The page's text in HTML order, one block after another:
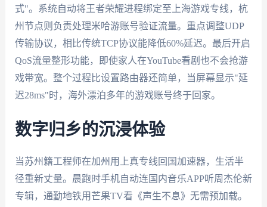
式"。系统自动将王者荣耀进程绑定至上海游戏专线，杭
州节点则负责处理米哈游账号验证流量。重点调整UDP
传输协议，相比传统TCP协议能降低60%延迟。最后开启
QoS流量整形功能，即使家人在YouTube看剧也不会抢游
戏带宽。整个过程比设置路由器还简单，当屏幕显示"延
迟28ms"时，海外漂泊多年的游戏账号终于回家。
数字归乡的沉浸体验
当苏州籍工程师在加州用上真专线回国加速器，生活半
径重新丈量。晨跑时手机自动连国内音乐APP听周杰伦新
专辑，通勤地铁用芒果TV看《声生不息》无需预加载。